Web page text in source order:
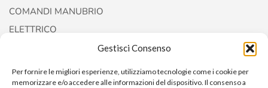
Gestisci Consenso
Per fornire le migliori esperienze, utilizziamo tecnologie come i cookie per
memorizzare e/o accedere alle informazioni del dispositivo. Il consenso a
COMANDI MANUBRIO
ELETTRICO
FORCELLE E AMMORTIZZATORI